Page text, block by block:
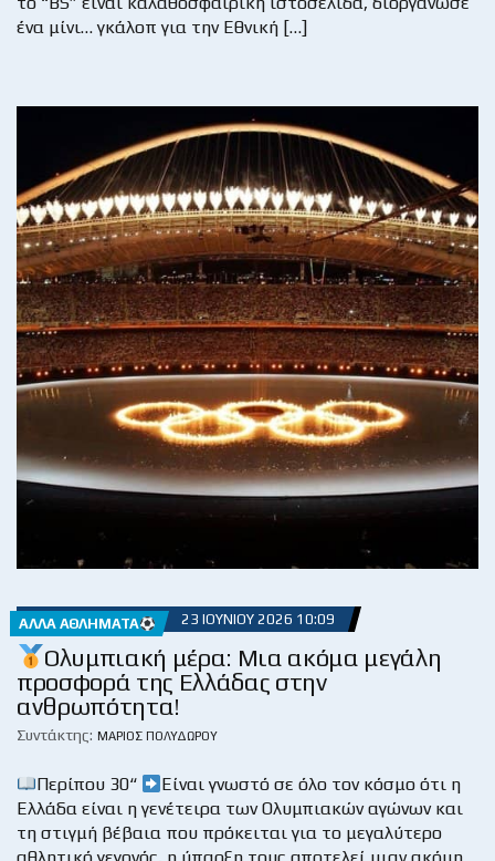
ένα μίνι… γκάλοπ για την Εθνική […]
ΆΛΛΑ ΑΘΛΉΜΑΤΑ 23 ΙΟΥΝΊΟΥ 2026 10:09
Ολυμπιακή μέρα: Μια ακόμα μεγάλη
προσφορά της Ελλάδας στην
ανθρωπότητα!
Συντάκτης: ΜΆΡΙΟΣ ΠΟΛΥΔΏΡΟΥ
Περίπου 30“
Είναι γνωστό σε όλο τον κόσμο ότι η
Ελλάδα είναι η γενέτειρα των Ολυμπιακών αγώνων και
τη στιγμή βέβαια που πρόκειται για το μεγαλύτερο